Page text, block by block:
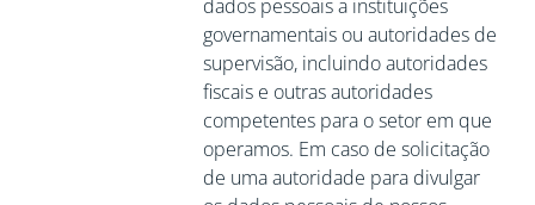
dados pessoais a instituições
governamentais ou autoridades de
supervisão, incluindo autoridades
fiscais e outras autoridades
competentes para o setor em que
operamos. Em caso de solicitação
de uma autoridade para divulgar